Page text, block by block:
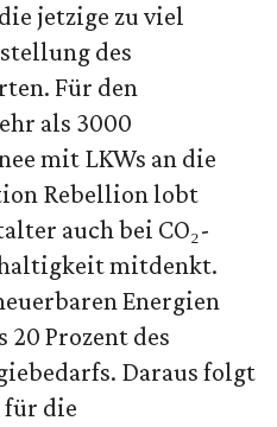
jetzige zu viel
des
Für den
als 3000
mit LKWs an die
Rebellion lobt
auch bei CO₂-
mitdenkt.
Energien
Prozent des
Daraus folgt
für die